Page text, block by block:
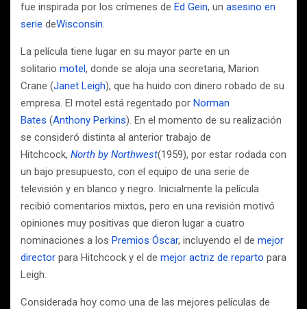
fue inspirada por los crímenes de Ed Gein, un asesino en
serie deWisconsin.
La película tiene lugar en su mayor parte en un
solitario motel, donde se aloja una secretaria, Marion
Crane (Janet Leigh), que ha huido con dinero robado de su
empresa. El motel está regentado por Norman
Bates (Anthony Perkins). En el momento de su realización
se consideró distinta al anterior trabajo de
Hitchcock, North by Northwest(1959), por estar rodada con
un bajo presupuesto, con el equipo de una serie de
televisión y en blanco y negro. Inicialmente la película
recibió comentarios mixtos, pero en una revisión motivó
opiniones muy positivas que dieron lugar a cuatro
nominaciones a los Premios Óscar, incluyendo el de mejor
director para Hitchcock y el de mejor actriz de reparto para
Leigh.
Considerada hoy como una de las mejores películas de